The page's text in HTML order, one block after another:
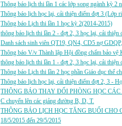
Thông báo lịch thi lần 1 các lớp song ngành kỳ 2
Thông báo lịch học lại, cải thiện điểm đợt 3 (Lớp
Thông báo Lịch thi lần 1 học kỳ 2(2014-2015)
thông báo lịch thi lần 2 - đợt 2, 3 học lại, cải
Danh sách sinh viên QT19, QN4, CD5 nợ
Thông báo V/v Thành lập Hội đồng chấm bảo vệ
thông báo lịch thi lần 1 - đợt 2, 3 học lại, cải
Thông báo Lịch thi lần 2 học phần Giáo dục thể
Thông báo lịch học lại, cải thiện điểm đợt 2, 3 -
THÔNG BÁO THAY ĐỔI PHÒNG HỌC CÁC
C chuyển lên các giảng đường B, D, T.
THÔNG BÁO LỊCH HỌC TĂNG BUỔI CHO
18/5/2015 đến 29/5/2015